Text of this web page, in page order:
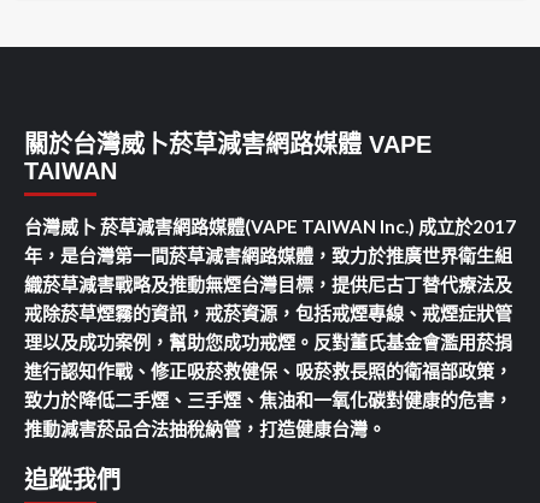
關於台灣威卜菸草減害網路媒體 VAPE
TAIWAN
台灣威卜 菸草減害網路媒體(VAPE TAIWAN Inc.) 成立於2017
年，是台灣第一間菸草減害網路媒體，致力於推廣世界衛生組
織菸草減害戰略及推動無煙台灣目標，提供尼古丁替代療法及
戒除菸草煙霧的資訊，戒菸資源，包括戒煙專線、戒煙症狀管
理以及成功案例，幫助您成功戒煙。反對董氏基金會濫用菸捐
進行認知作戰、修正吸菸救健保、吸菸救長照的衛福部政策，
致力於降低二手煙、三手煙、焦油和一氧化碳對健康的危害，
推動減害菸品合法抽稅納管，打造健康台灣。
追蹤我們